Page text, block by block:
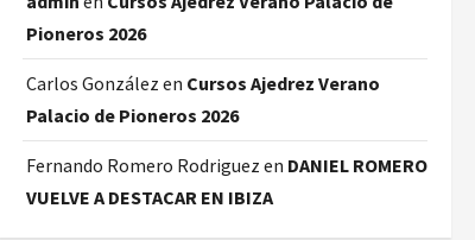
Pioneros 2026
Carlos González en Cursos Ajedrez Verano
Palacio de Pioneros 2026
Fernando Romero Rodriguez en DANIEL ROMERO
VUELVE A DESTACAR EN IBIZA